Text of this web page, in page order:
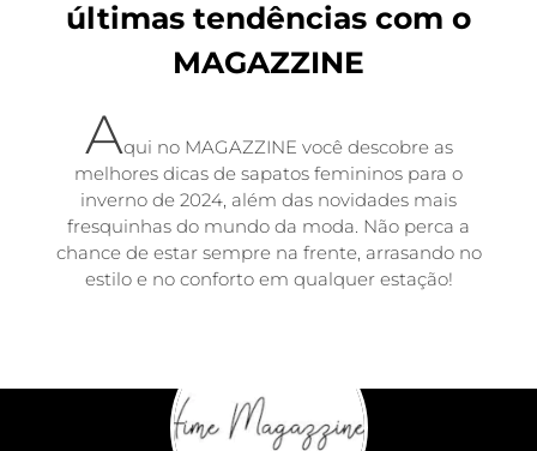
últimas tendências com o
MAGAZZINE
Aqui no MAGAZZINE você descobre as
melhores dicas de sapatos femininos para o
inverno de 2024, além das novidades mais
fresquinhas do mundo da moda. Não perca a
chance de estar sempre na frente, arrasando no
estilo e no conforto em qualquer estação!